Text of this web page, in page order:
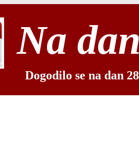
Na
Dogodilo se na dan